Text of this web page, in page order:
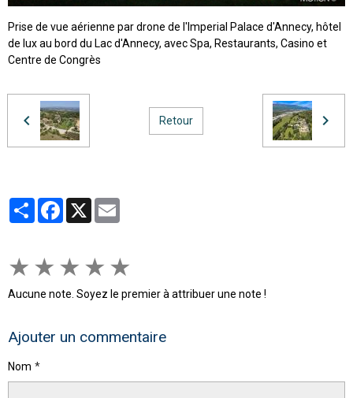
Prise de vue aérienne par drone de l'Imperial Palace d'Annecy, hôtel
de lux au bord du Lac d'Annecy, avec Spa, Restaurants, Casino et
Centre de Congrès
Retour
PartagerFacebook
X
★ ★ ★ ★ ★
Aucune note. Soyez le premier à attribuer une note !
Ajouter un commentaire
Nom